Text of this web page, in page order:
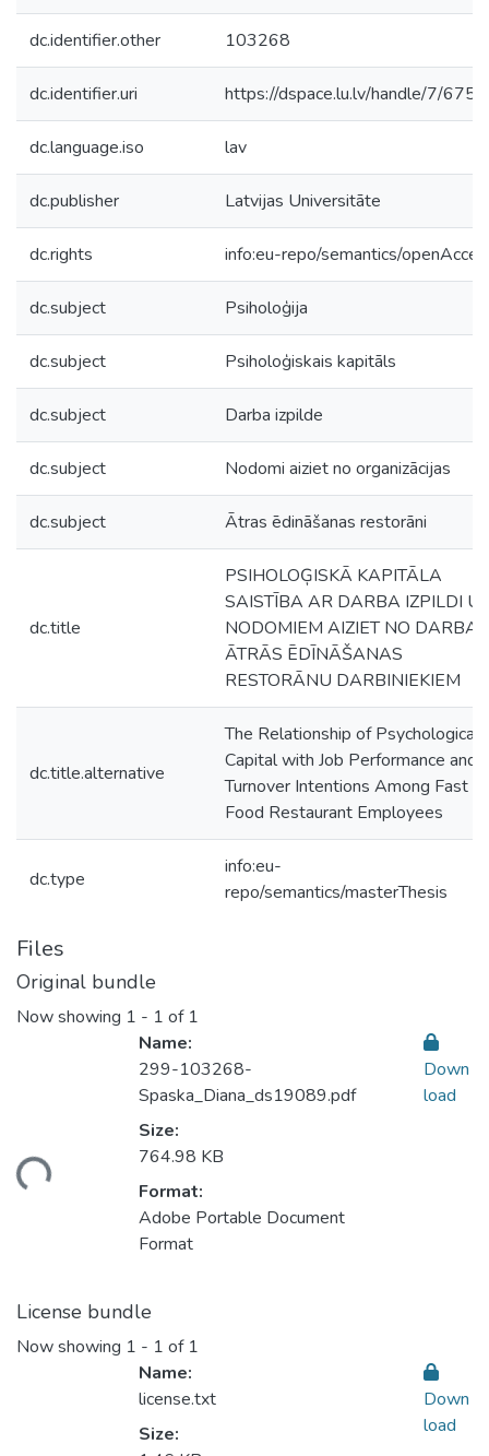
dc.identifier.other 103268
dc.identifier.uri https://dspace.lu.lv/handle/7/
dc.language.iso lav
dc.publisher Latvijas Universitāte
dc.rights info:eu-repo/semantics/
dc.subject Psiholoģija
dc.subject Psiholoģiskais kapitāls
dc.subject Darba izpilde
dc.subject Nodomi aiziet no organizācijas
dc.subject Ātras ēdināšanas restorāni
dc.title
PSIHOLOĢISKĀ KAPITĀLA
SAISTĪBA AR DARBA IZPILDI
NODOMIEM AIZIET NO DARBA
ĀTRĀS ĒDĪNĀŠANAS
RESTORĀNU DARBINIEKIEM
dc.title.alternative
The Relationship of Psychological
Capital with Job Performance and
Turnover Intentions Among Fast
Food Restaurant Employees
dc.type
info:eu-
repo/semantics/masterThesis
Files
Original bundle
Now showing 1 - 1 of 1
Name:
299-103268-
Spaska_Diana_ds19089.pdf
Size:
764.98 KB
Format:
Adobe Portable Document
Format
Down
load
License bundle
Now showing 1 - 1 of 1
Name:
license.txt
Size:
Down
load